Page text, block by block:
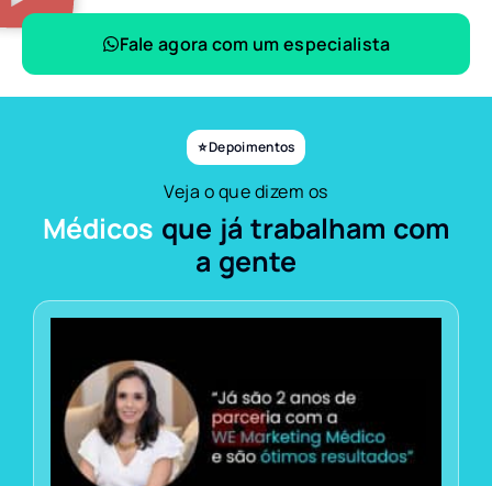
Fale agora com um especialista
⭐ Depoimentos
Veja o que dizem os
Médicos que já trabalham com
a gente